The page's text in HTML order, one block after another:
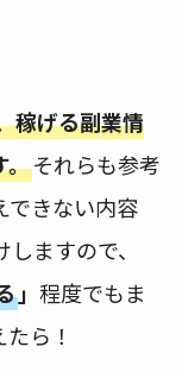
稼げる副業情
。それらも参考
できない内容
ますので、
」 程度でもま
ら！